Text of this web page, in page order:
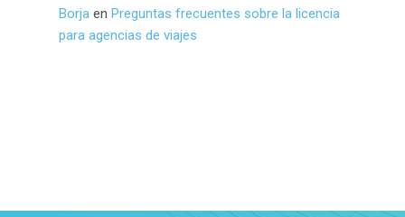
Borja en Preguntas frecuentes sobre la licencia
para agencias de viajes